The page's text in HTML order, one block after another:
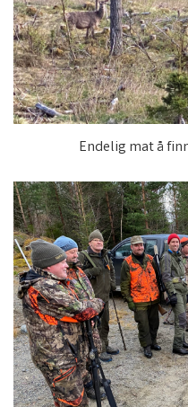
Endelig mat å